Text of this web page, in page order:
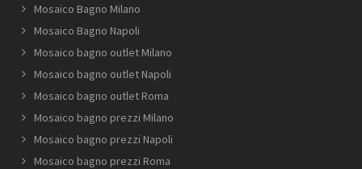
Mosaico Bagno Milano
Mosaico Bagno Napoli
Mosaico bagno outlet Milano
Mosaico bagno outlet Napoli
Mosaico bagno outlet Roma
Mosaico bagno prezzi Milano
Mosaico bagno prezzi Napoli
Mosaico bagno prezzi Roma